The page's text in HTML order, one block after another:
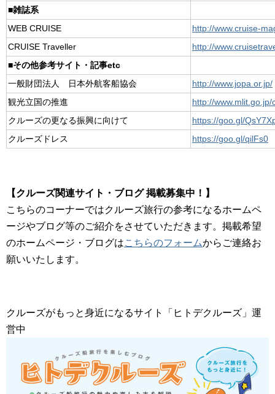
■雑誌系
WEB CRUISE
http://www.cruise-
CRUISE Traveller
http://
■その他参考サイト・記事etc
一般財団法人 日本外航客船協会
http://www.jopa.or.jp/
観光立国の推進
http://
クルーズの更なる振興に向けて
https://goo.gl/
クルーズドレス
https://goo.gl/qilFs0
【クルーズ関連サイト・ブログ 掲載募集中！】
こちらのコーナーではクルーズ旅行の参考になるホームペ
ージやブログ等のご紹介をさせていただきます。掲載希望
のホームページ・ブログはこちらのフォームからご連絡お
願いいたします。
クルーズがもっと身近になるサイト「ヒトデクルーズ」運
営中